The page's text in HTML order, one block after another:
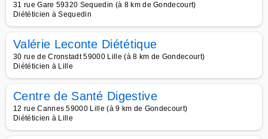
31 rue Gare 59320 Sequedin (à 8 km de Gondecourt)
Diététicien à Sequedin
Valérie Leconte Diététique
30 rue de Cronstadt 59000 Lille (à 8 km de Gondecourt)
Diététicien à Lille
Centre de Santé Digestive
12 rue Cannes 59000 Lille (à 9 km de Gondecourt)
Diététicien à Lille